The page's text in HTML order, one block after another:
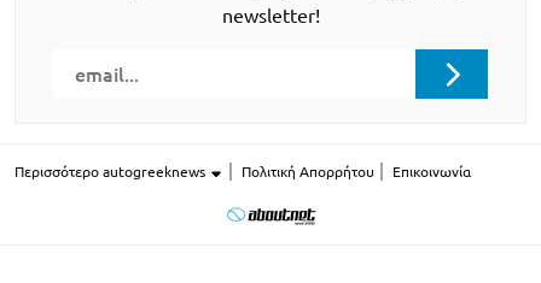
newsletter!
Περισσότερο autogreeknews Πολιτική Απορρήτου Επικοινωνία